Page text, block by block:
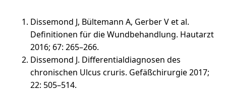
Dissemond J, Bültemann A, Gerber V et al.
Definitionen für die Wundbehandlung. Hautarzt
2016; 67: 265–266.
Dissemond J. Differentialdiagnosen des
chronischen Ulcus cruris. Gefäßchirurgie 2017;
22: 505–514.